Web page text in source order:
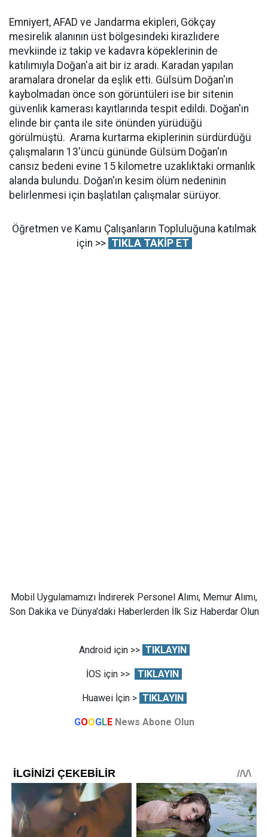
Emniyert, AFAD ve Jandarma ekipleri, Gökçay
mesirelik alanının üst bölgesindeki kirazlıdere
mevkiinde iz takip ve kadavra köpeklerinin de
katılımıyla Doğan'a ait bir iz aradı. Karadan yapılan
aramalara dronelar da eşlik etti. Gülsüm Doğan'ın
kaybolmadan önce son görüntüleri ise bir sitenin
güvenlik kamerası kayıtlarında tespit edildi. Doğan'ın
elinde bir çanta ile site önünden yürüdüğü
görülmüştü. Arama kurtarma ekiplerinin sürdürdüğü
çalışmaların 13'üncü gününde Gülsüm Doğan'ın
cansız bedeni evine 15 kilometre uzaklıktaki ormanlık
alanda bulundu. Doğan'ın kesim ölüm nedeninin
belirlenmesi için başlatılan çalışmalar sürüyor.
Öğretmen ve Kamu Çalışanların Topluluğuna katılmak
için >> TIKLA TAKİP ET
Mobil Uygulamamızı İndirerek Personel Alımı, Memur Alımı,
Son Dakika ve Dünya'daki Haberlerden İlk Siz Haberdar Olun
Android için >> TIKLAYIN
İOS için >> TIKLAYIN
Huawei İçin > TIKLAYIN
GOOGLE News Abone Olun